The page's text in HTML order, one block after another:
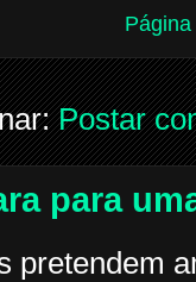
Postar
para
pretendem